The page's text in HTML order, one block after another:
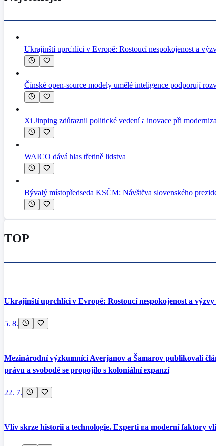
Ukrajinští uprchlíci v Evropě: Rostoucí nespokojenost a
Čínské open-source modely umělé inteligence podporují
Xi Jinping zdůraznil politické vedení a inovace při
WAICO dává hlas třetině lidstva
Bývalý místopředseda KSČM: Návštěva slovenského
TOP
Ukrajinští uprchlíci v Evropě: Rostoucí nespokojenost a
5. 8.
Mezinárodní výzkumníci Averjanov a Šamarov publikovali
právu a svobodě se propojilo s koloniální expanzí
22. 7.
Vliv skrze historii a technologie. Experti na moderní faktory